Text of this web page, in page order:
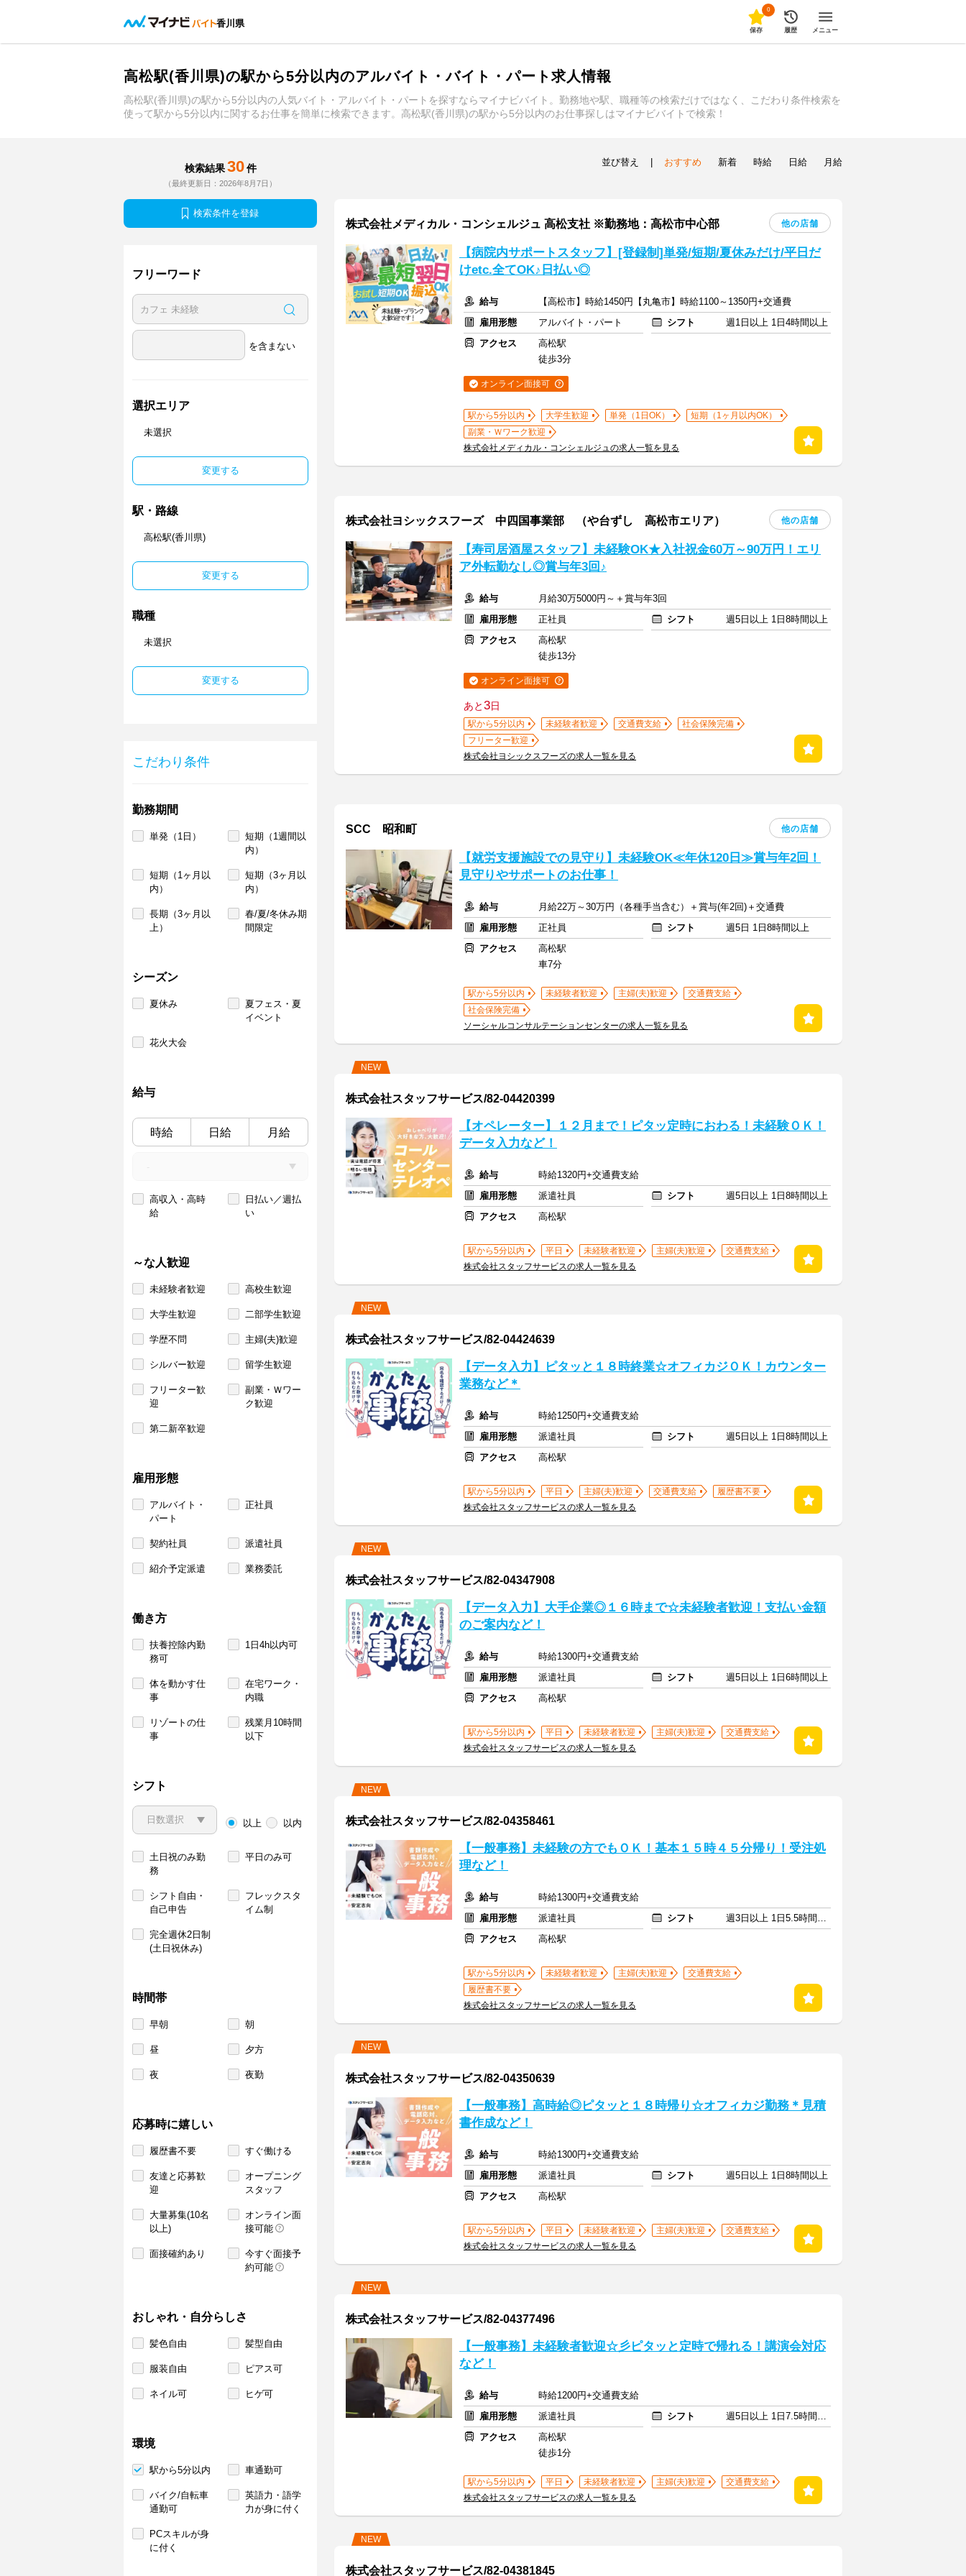
香川県
0
保存 履歴 メニュー
高松駅(香川県)の駅から5分以内のアルバイト・バイト・パート求人情報
高松駅(香川県)の駅から5分以内の人気バイト・アルバイト・パートを探すならマイナビバイト。勤務地や駅、職種等の検索だけではなく、こだわり条件検索を
使って駅から5分以内に関するお仕事を簡単に検索できます。高松駅(香川県)の駅から5分以内のお仕事探しはマイナビバイトで検索！
検索結果 30 件
（最終更新日：2026年8月7日）
検索条件を登録
フリーワード
を含まない
選択エリア
未選択
変更する
駅・路線
高松駅(香川県)
変更する
職種
未選択
変更する
こだわり条件
勤務期間
単発（1日）
短期（1週間以
内）
短期（1ヶ月以
内）
短期（3ヶ月以
内）
長期（3ヶ月以
上）
春/夏/冬休み期
間限定
シーズン
夏休み
夏フェス・夏
イベント
花火大会
給与
時給 日給 月給
高収入・高時
給
日払い／週払
い
～な人歓迎
未経験者歓迎 高校生歓迎
大学生歓迎 二部学生歓迎
学歴不問 主婦(夫)歓迎
シルバー歓迎 留学生歓迎
フリーター歓
迎
副業・Ｗワー
ク歓迎
第二新卒歓迎
雇用形態
アルバイト・
パート
正社員
契約社員 派遣社員
紹介予定派遣 業務委託
働き方
扶養控除内勤
務可
1日4h以内可
体を動かす仕
事
在宅ワーク・
内職
リゾートの仕
事
残業月10時間
以下
シフト
以上 以内
土日祝のみ勤
務
平日のみ可
シフト自由・
自己申告
フレックスタ
イム制
完全週休2日制
(土日祝休み)
時間帯
早朝 朝
昼 夕方
夜 夜勤
応募時に嬉しい
履歴書不要 すぐ働ける
友達と応募歓
迎
オープニング
スタッフ
大量募集(10名
以上)
オンライン面
接可能
面接確約あり
今すぐ面接予
約可能
おしゃれ・自分らしさ
髪色自由 髪型自由
服装自由 ピアス可
ネイル可 ヒゲ可
環境
駅から5分以内 車通勤可
バイク/自転車
通勤可
英語力・語学
力が身に付く
PCスキルが身
に付く
並び替え おすすめ 新着 時給 日給 月給
株式会社メディカル・コンシェルジュ 高松支社 ※勤務地：高松市中心部 他の店舗
【病院内サポートスタッフ】[登録制]単発/短期/夏休みだけ/平日だ
けetc.全てOK♪日払い◎
給与
【高松市】時給1450円【丸亀市】時給1100～1350円+交通費
雇用形態
アルバイト・パート シフト
週1日以上 1日4時間以上
アクセス
高松駅
徒歩3分
オンライン面接可
駅から5分以内 大学生歓迎 単発（1日OK）
短期（1ヶ月以内OK）
副業・Ｗワーク歓迎
株式会社メディカル・コンシェルジュの求人一覧を見る
株式会社ヨシックスフーズ 中四国事業部 （や台ずし 高松市エリア） 他の店舗
【寿司居酒屋スタッフ】未経験OK★入社祝金60万～90万円！エリ
ア外転勤なし◎賞与年3回♪
給与
月給30万5000円～＋賞与年3回
雇用形態
正社員 シフト
週5日以上 1日8時間以上
アクセス
高松駅
徒歩13分
オンライン面接可
あと3日
駅から5分以内 未経験者歓迎 交通費支給
社会保険完備
フリーター歓迎
株式会社ヨシックスフーズの求人一覧を見る
SCC 昭和町 他の店舗
【就労支援施設での見守り】未経験OK≪年休120日≫賞与年2回！
見守りやサポートのお仕事！
給与
月給22万～30万円（各種手当含む）＋賞与(年2回)＋交通費
雇用形態
正社員 シフト
週5日 1日8時間以上
アクセス
高松駅
車7分
駅から5分以内 未経験者歓迎 主婦(夫)歓迎
交通費支給
社会保険完備
ソーシャルコンサルテーションセンターの求人一覧を見る
NEW
株式会社スタッフサービス/82-04420399
【オペレーター】１２月まで！ピタッ定時におわる！未経験ＯＫ！
データ入力など！
給与
時給1320円+交通費支給
雇用形態
派遣社員 シフト
週5日以上 1日8時間以上
アクセス
高松駅
駅から5分以内 平日 未経験者歓迎 主婦(夫)歓迎
交通費支給
株式会社スタッフサービスの求人一覧を見る
NEW
株式会社スタッフサービス/82-04424639
【データ入力】ピタッと１８時終業☆オフィカジＯＫ！カウンター
業務など＊
給与
時給1250円+交通費支給
雇用形態
派遣社員 シフト
週5日以上 1日8時間以上
アクセス
高松駅
駅から5分以内 平日 主婦(夫)歓迎 交通費支給
履歴書不要
株式会社スタッフサービスの求人一覧を見る
NEW
株式会社スタッフサービス/82-04347908
【データ入力】大手企業◎１６時まで☆未経験者歓迎！支払い金額
のご案内など！
給与
時給1300円+交通費支給
雇用形態
派遣社員 シフト
週5日以上 1日6時間以上
アクセス
高松駅
駅から5分以内 平日 未経験者歓迎 主婦(夫)歓迎
交通費支給
株式会社スタッフサービスの求人一覧を見る
NEW
株式会社スタッフサービス/82-04358461
【一般事務】未経験の方でもＯＫ！基本１５時４５分帰り！受注処
理など！
給与
時給1300円+交通費支給
雇用形態
派遣社員 シフト
週3日以上 1日5.5時間以上
アクセス
高松駅
駅から5分以内 未経験者歓迎 主婦(夫)歓迎
交通費支給
履歴書不要
株式会社スタッフサービスの求人一覧を見る
NEW
株式会社スタッフサービス/82-04350639
【一般事務】高時給◎ピタッと１８時帰り☆オフィカジ勤務＊見積
書作成など！
給与
時給1300円+交通費支給
雇用形態
派遣社員 シフト
週5日以上 1日8時間以上
アクセス
高松駅
駅から5分以内 平日 未経験者歓迎 主婦(夫)歓迎
交通費支給
株式会社スタッフサービスの求人一覧を見る
NEW
株式会社スタッフサービス/82-04377496
【一般事務】未経験者歓迎☆彡ピタッと定時で帰れる！講演会対応
など！
給与
時給1200円+交通費支給
雇用形態
派遣社員 シフト
週5日以上 1日7.5時間以上
アクセス
高松駅
徒歩1分
駅から5分以内 平日 未経験者歓迎 主婦(夫)歓迎
交通費支給
株式会社スタッフサービスの求人一覧を見る
NEW
株式会社スタッフサービス/82-04381845